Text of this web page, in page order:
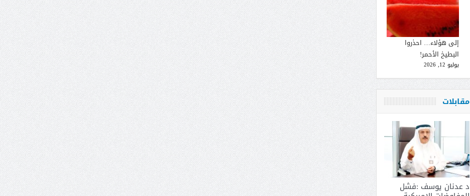
إلى هؤلاء… احذروا
البطيخ الأحمر!
يوليو 12, 2026
مقابلات
د عدنان يوسف :فشل